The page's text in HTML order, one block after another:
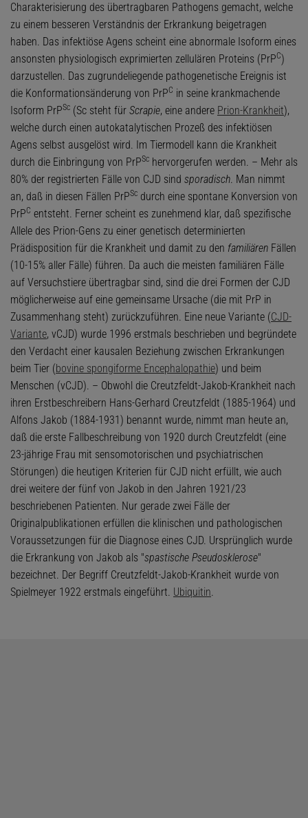
Charakterisierung des übertragbaren Pathogens gemacht, welche
zu einem besseren Verständnis der Erkrankung beigetragen
haben. Das infektiöse Agens scheint eine abnormale Isoform eines
ansonsten physiologisch exprimierten zellulären Proteins (PrPC)
darzustellen. Das zugrundeliegende pathogenetische Ereignis ist
die Konformationsänderung von PrPC in seine krankmachende
Isoform PrPSc (Sc steht für Scrapie, eine andere Prion-Krankheit),
welche durch einen autokatalytischen Prozeß des infektiösen
Agens selbst ausgelöst wird. Im Tiermodell kann die Krankheit
durch die Einbringung von PrPSc hervorgerufen werden. – Mehr als
80% der registrierten Fälle von CJD sind sporadisch. Man nimmt
an, daß in diesen Fällen PrPSc durch eine spontane Konversion von
PrPC entsteht. Ferner scheint es zunehmend klar, daß spezifische
Allele des Prion-Gens zu einer genetisch determinierten
Prädisposition für die Krankheit und damit zu den familiären Fällen
(10-15% aller Fälle) führen. Da auch die meisten familiären Fälle
auf Versuchstiere übertragbar sind, sind die drei Formen der CJD
möglicherweise auf eine gemeinsame Ursache (die mit PrP in
Zusammenhang steht) zurückzuführen. Eine neue Variante (CJD-
Variante, vCJD) wurde 1996 erstmals beschrieben und begründete
den Verdacht einer kausalen Beziehung zwischen Erkrankungen
beim Tier (bovine spongiforme Encephalopathie) und beim
Menschen (vCJD). – Obwohl die Creutzfeldt-Jakob-Krankheit nach
ihren Erstbeschreibern Hans-Gerhard Creutzfeldt (1885-1964) und
Alfons Jakob (1884-1931) benannt wurde, nimmt man heute an,
daß die erste Fallbeschreibung von 1920 durch Creutzfeldt (eine
23-jährige Frau mit sensomotorischen und psychiatrischen
Störungen) die heutigen Kriterien für CJD nicht erfüllt, wie auch
drei weitere der fünf von Jakob in den Jahren 1921/23
beschriebenen Patienten. Nur gerade zwei Fälle der
Originalpublikationen erfüllen die klinischen und pathologischen
Voraussetzungen für die Diagnose eines CJD. Ursprünglich wurde
die Erkrankung von Jakob als "spastische Pseudosklerose"
bezeichnet. Der Begriff Creutzfeldt-Jakob-Krankheit wurde von
Spielmeyer 1922 erstmals eingeführt. Ubiquitin.